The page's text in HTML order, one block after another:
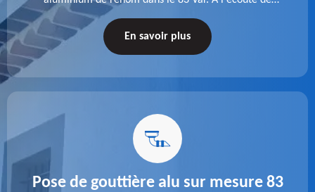
chaque besoin, notre équipe veille à réaliser des
gouttières performantes, durables et à la hauteur de
En savoir plus
Pose de gouttière alu sur mesure 83